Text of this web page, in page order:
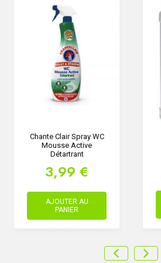
Chante Clair Spray WC
Mousse Active
Détartrant
3,99 €
AJOUTER AU
PANIER